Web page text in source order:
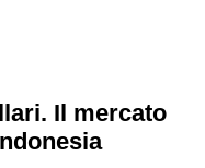
Il mercato